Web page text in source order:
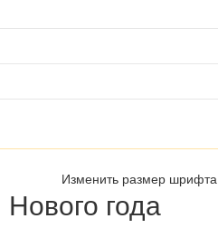
Изменить размер шрифта
года